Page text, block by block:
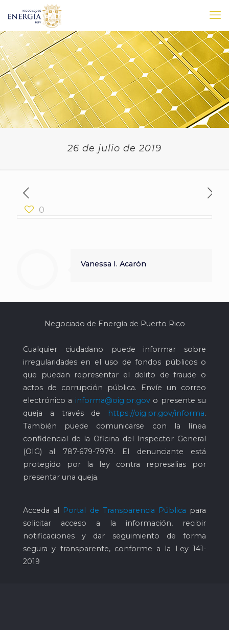
26 de julio de 2019
0
Vanessa I. Acarón
Negociado de Energía de Puerto Rico
Cualquier ciudadano puede informar sobre
irregularidades en el uso de fondos públicos o
que puedan representar el delito de fraude o
actos de corrupción pública. Envíe un correo
electrónico a informa@oig.pr.govo presente su
queja a través de
https://oig.pr.gov/informa.
También puede comunicarse con la línea
confidencial de la Oficina del Inspector General
(OIG) al 787-679-7979. El denunciante está
protegido por la ley contra represalias por
presentar una queja.
Acceda al Portal de Transparencia Pública para
solicitar acceso a la información, recibir
notificaciones y dar seguimiento de forma
segura y transparente, conforme a la Ley 141-
2019